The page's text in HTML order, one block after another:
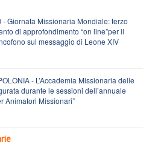
- Giornata Missionaria Mondiale: terzo
di approfondimento “on line”per il
sul messaggio di Leone XIV
- L’Accademia Missionaria delle
durante le sessioni dell’annuale
Animatori Missionari”